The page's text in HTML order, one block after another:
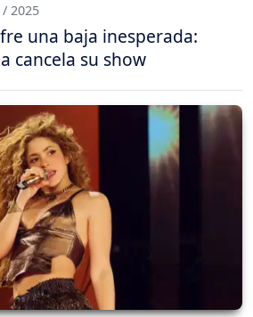
2025
una baja inesperada:
cancela su show